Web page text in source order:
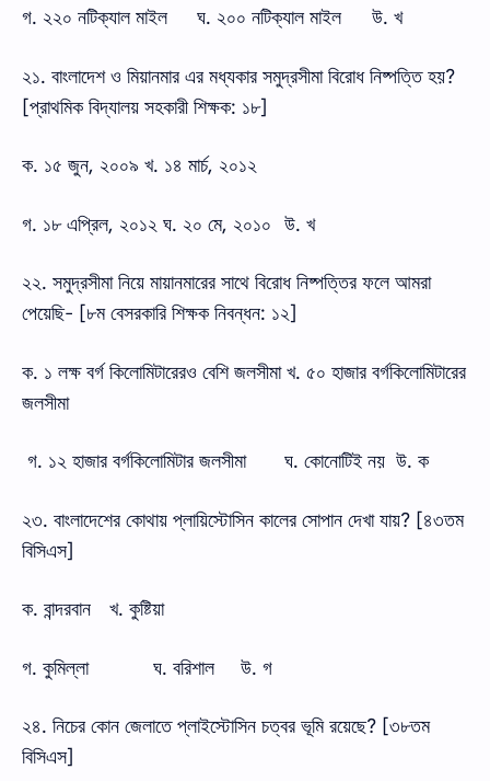
গ. ২২০ নটিক্যাল মাইল ঘ. ২০০ নটিক্যাল মাইল উ. খ
২১. বাংলাদেশ ও মিয়ানমার এর মধ্যকার সমুদ্রসীমা বিরোধ নিষ্পত্তি হয়?
[প্রাথমিক বিদ্যালয় সহকারী শিক্ষক: ১৮]
ক. ১৫ জুন, ২০০৯ খ. ১৪ মার্চ, ২০১২
গ. ১৮ এপ্রিল, ২০১২ ঘ. ২০ মে, ২০১০ উ. খ
২২. সমুদ্রসীমা নিয়ে মায়ানমারের সাথে বিরোধ নিষ্পত্তির ফলে আমরা
পেয়েছি- [৮ম বেসরকারি শিক্ষক নিবন্ধন: ১২]
ক. ১ লক্ষ বর্গ কিলোমিটারেরও বেশি জলসীমা খ. ৫০ হাজার বর্গকিলোমিটারের
জলসীমা
গ. ১২ হাজার বর্গকিলোমিটার জলসীমা ঘ. কোনোটিই নয় উ. ক
২৩. বাংলাদেশের কোথায় প্লায়িস্টোসিন কালের সোপান দেখা যায়? [৪৩তম
বিসিএস]
ক. বান্দরবান খ. কুষ্টিয়া
গ. কুমিল্লা ঘ. বরিশাল উ. গ
২৪. নিচের কোন জেলাতে প্লাইস্টোসিন চত্বর ভূমি রয়েছে? [৩৮তম
বিসিএস]